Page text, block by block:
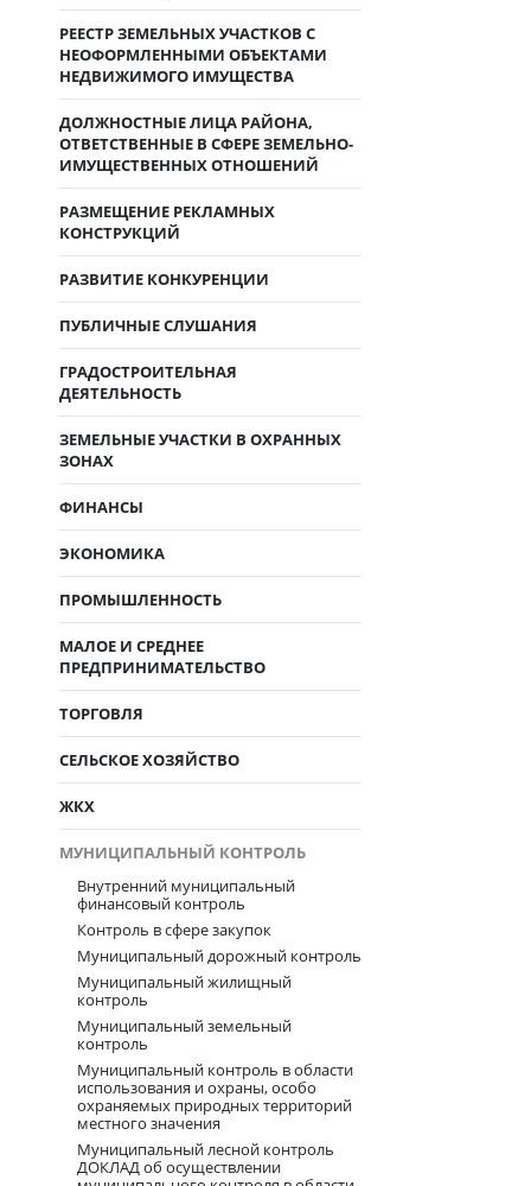
РЕЕСТР ЗЕМЕЛЬНЫХ УЧАСТКОВ С
НЕОФОРМЛЕННЫМИ ОБЪЕКТАМИ
НЕДВИЖИМОГО ИМУЩЕСТВА
ДОЛЖНОСТНЫЕ ЛИЦА РАЙОНА,
ОТВЕТСТВЕННЫЕ В СФЕРЕ ЗЕМЕЛЬНО-
ИМУЩЕСТВЕННЫХ ОТНОШЕНИЙ
РАЗМЕЩЕНИЕ РЕКЛАМНЫХ
КОНСТРУКЦИЙ
РАЗВИТИЕ КОНКУРЕНЦИИ
ПУБЛИЧНЫЕ СЛУШАНИЯ
ГРАДОСТРОИТЕЛЬНАЯ
ДЕЯТЕЛЬНОСТЬ
ЗЕМЕЛЬНЫЕ УЧАСТКИ В ОХРАННЫХ
ЗОНАХ
ФИНАНСЫ
ЭКОНОМИКА
ПРОМЫШЛЕННОСТЬ
МАЛОЕ И СРЕДНЕЕ
ПРЕДПРИНИМАТЕЛЬСТВО
ТОРГОВЛЯ
СЕЛЬСКОЕ ХОЗЯЙСТВО
ЖКХ
МУНИЦИПАЛЬНЫЙ КОНТРОЛЬ
Внутренний муниципальный
финансовый контроль
Контроль в сфере закупок
Муниципальный дорожный контроль
Муниципальный жилищный
контроль
Муниципальный земельный
контроль
Муниципальный контроль в области
использования и охраны, особо
охраняемых природных территорий
местного значения
Муниципальный лесной контроль
ДОКЛАД об осуществлении